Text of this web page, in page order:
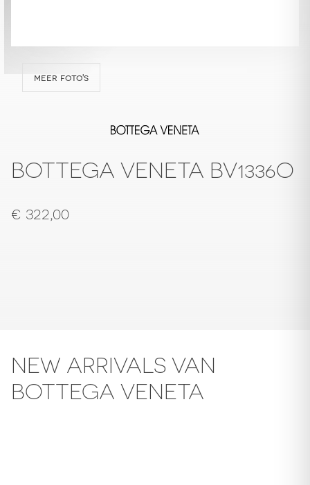
meer foto's
BOTTEGA VENETA BV1336O
€ 322,00
NEW ARRIVALS VAN
BOTTEGA VENETA